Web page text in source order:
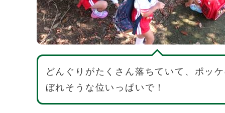
どんぐりがたくさん落ちていて、ポッ
ぼれそうな位いっぱいで！